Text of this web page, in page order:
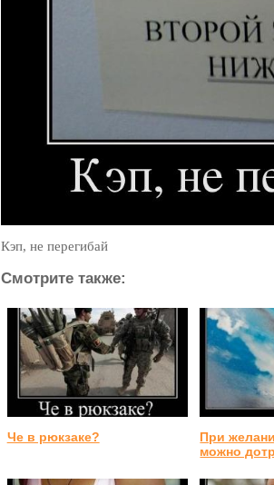
Кэп, не перегибай
Смотрите также:
Че в рюкзаке?
При
можно